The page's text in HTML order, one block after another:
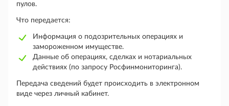
пулов.
Что передается:
Информация о подозрительных операциях и
замороженном имуществе.
Данные об операциях, сделках и нотариальных
действиях (по запросу Росфинмониторинга).
Передача сведений будет происходить в электронном
виде через личный кабинет.